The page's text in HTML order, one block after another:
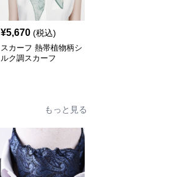
¥5,670 (税込)
スカーフ 熱帯植物柄シ
ルク調スカーフ
もっと見る